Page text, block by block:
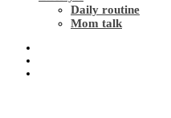
Daily routine
Mom talk